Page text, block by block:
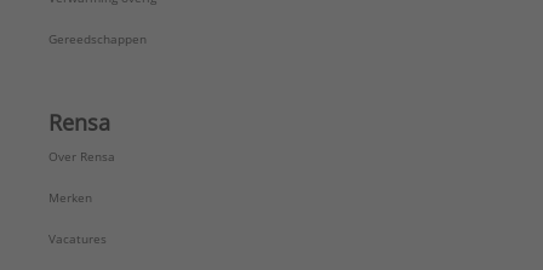
Gereedschappen
Rensa
Over Rensa
Merken
Vacatures